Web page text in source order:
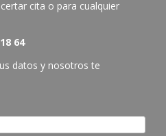
cita o para cualquier
64
datos y nosotros te